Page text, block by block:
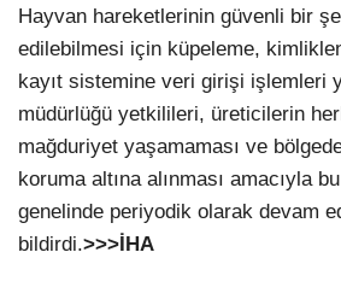
Hayvan hareketlerinin güvenli bir
edilebilmesi için küpeleme,
kayıt sistemine veri girişi işlemleri
müdürlüğü yetkilileri, üreticilerin
mağduriyet yaşamaması ve
koruma altına alınması amacıyla
genelinde periyodik olarak devam
bildirdi.>>>İHA